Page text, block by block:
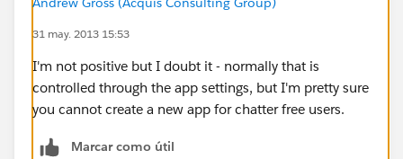
31 may. 2013 15:53
I'm not positive but I doubt it - normally that is
controlled through the app settings, but I'm pretty sure
you cannot create a new app for chatter free users.
Marcar como útil